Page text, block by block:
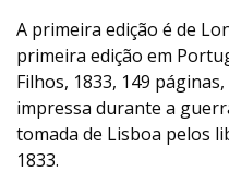
A primeira edição é de
primeira edição em
Filhos, 1833, 149
impressa durante a
tomada de Lisboa pelos
1833.